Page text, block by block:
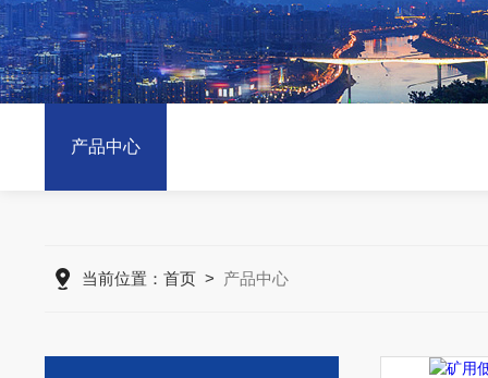
产品中心
当前位置： 首页> 产品中心